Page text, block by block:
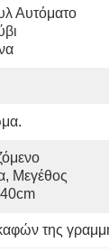
Αυτόματο
Μεγέθος
της